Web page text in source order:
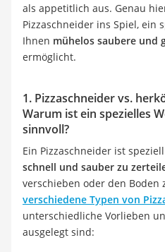
als appetitlich aus. Genau
Pizzaschneider ins Spiel, ein
Ihnen mühelos saubere und
ermöglicht.
1. Pizzaschneider vs.
Warum ist ein spezielles
sinnvoll?
Ein Pizzaschneider ist
schnell und sauber zu
verschieben oder den Boden
verschiedene Typen von
unterschiedliche Vorlieben
ausgelegt sind: